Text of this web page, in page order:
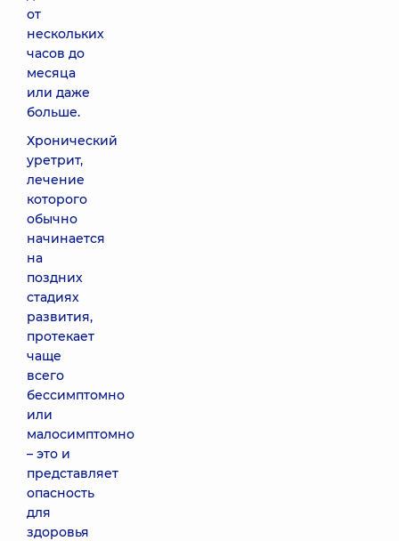
от
нескольких
часов до
месяца
или даже
больше.
Хронический
уретрит,
лечение
которого
обычно
начинается
на
поздних
стадиях
развития,
протекает
чаще
всего
бессимптомно
или
малосимптомно
– это и
представляет
опасность
для
здоровья